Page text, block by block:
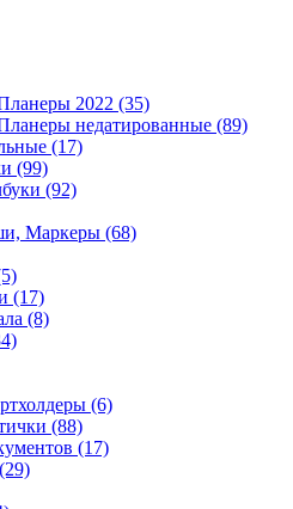
2022 (35)
недатированные (89)
(17)
(99)
(92)
Маркеры (68)
(17)
(8)
(6)
(88)
(17)